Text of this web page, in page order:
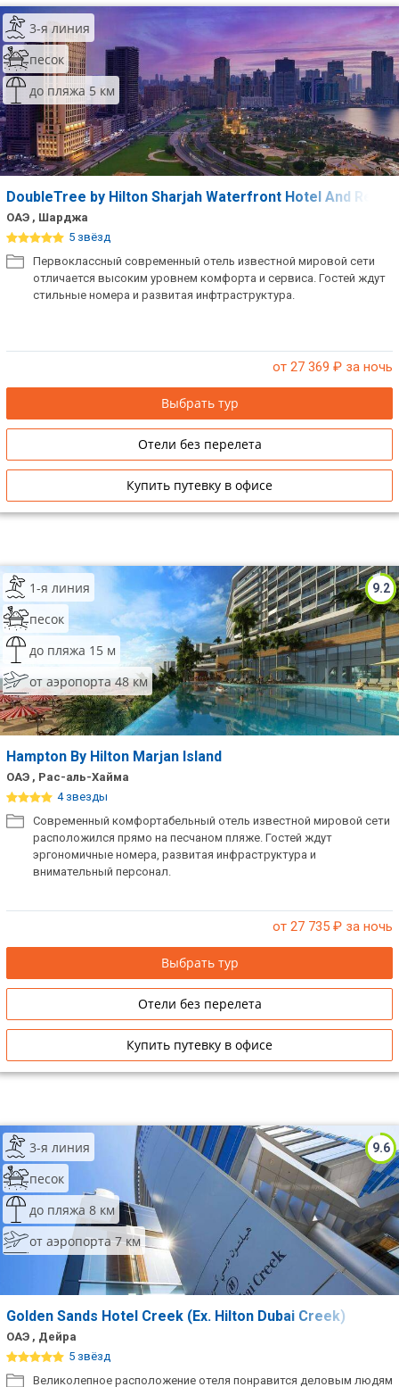
3-я линия
песок
до пляжа 5 км
DoubleTree by Hilton Sharjah Waterfront Hotel And
ОАЭ , Шарджа
5 звёзд
Первоклассный современный отель известной мировой сети
отличается высоким уровнем комфорта и сервиса. Гостей ждут
стильные номера и развитая инфтраструктура.
от 27 369 ₽ за ночь
Выбрать тур
Отели без перелета
Купить путевку в офисе
9.2
1-я линия
песок
до пляжа 15 м
от аэропорта 48 км
Hampton By Hilton Marjan Island
ОАЭ , Рас-аль-Хайма
4 звезды
Современный комфортабельный отель известной мировой сети
расположился прямо на песчаном пляже. Гостей ждут
эргономичные номера, развитая инфраструктура и
внимательный персонал.
от 27 735 ₽ за ночь
Выбрать тур
Отели без перелета
Купить путевку в офисе
9.6
3-я линия
песок
до пляжа 8 км
от аэропорта 7 км
Golden Sands Hotel Creek (Ex. Hilton Dubai Creek)
ОАЭ , Дейра
5 звёзд
Великолепное расположение отеля понравится деловым людям